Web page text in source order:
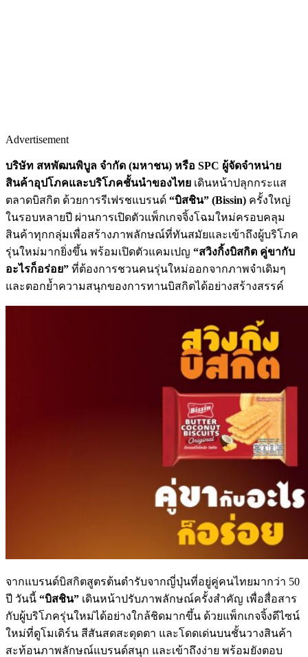
Advertisement
บริษัท สหพัฒนพิบูล จำกัด (มหาชน) หรือ SPC ผู้จัดจำหน่าย
สินค้าอุปโภคและบริโภคชั้นนำของไทย เดินหน้าปลุกกระแส
ตลาดบิสกิต ด้วยการรีเฟรชแบรนด์ “บิสชิน” (Bissin) ครั้งใหญ่
ในรอบหลายปี ผ่านการเปิดตัวแพ็กเกจจิ้งโฉมใหม่ครอบคลุม
สินค้าทุกกลุ่มเพื่อสร้างภาพลักษณ์ที่ทันสมัยและเข้าถึงผู้บริโภค
รุ่นใหม่มากยิ่งขึ้น พร้อมเปิดตัวแคมเปญ “สวิงกิ้งบิสกิต คู่ขากับ
อะไรก็อร่อย” ที่ต้องการชวนคนรุ่นใหม่ออกจากภาพจำเดิมๆ
และตอกย้ำความสนุกของการทานบิสกิตได้อย่างสร้างสรรค์
จากแบรนด์บิสกิตสูตรต้นตำรับจากญี่ปุ่นที่อยู่คู่คนไทยมากว่า 50
ปี วันนี้ “บิสชิน” เดินหน้าปรับภาพลักษณ์ครั้งสำคัญ เพื่อสื่อสาร
กับผู้บริโภครุ่นใหม่ได้อย่างใกล้ชิดมากขึ้น ด้วยแพ็กเกจจิ้งดีไซน์
ใหม่ที่ดูโมเดิร์น สีสันสดสะดุดตา และโดดเด่นบนชั้นวางสินค้า
สะท้อนภาพลักษณ์แบรนด์สนุก และเข้าถึงง่าย พร้อมยังตอบ